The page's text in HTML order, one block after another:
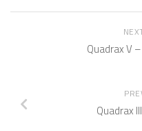
Quadrax V
Quadrax